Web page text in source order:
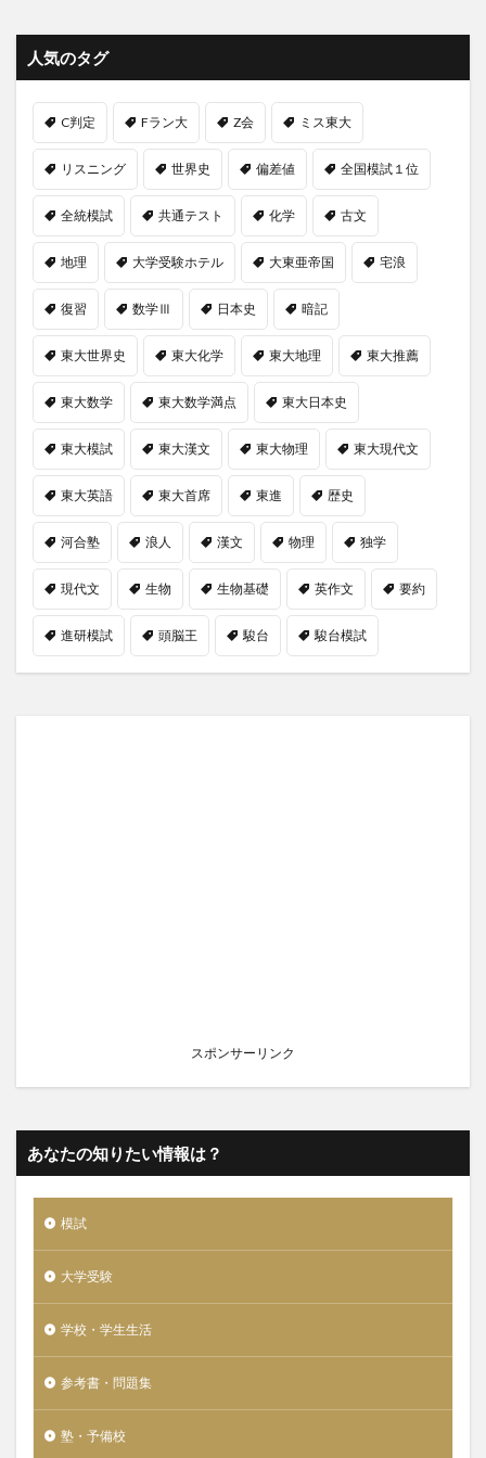
人気のタグ
C判定 Fラン大 Z会 ミス東大
リスニング 世界史 偏差値 全国模試１位
全統模試 共通テスト 化学 古文
地理 大学受験ホテル 大東亜帝国 宅浪
復習 数学Ⅲ 日本史 暗記
東大世界史 東大化学 東大地理 東大推薦
東大数学 東大数学満点 東大日本史
東大模試 東大漢文 東大物理 東大現代文
東大英語 東大首席 東進 歴史
河合塾 浪人 漢文 物理 独学
現代文 生物 生物基礎 英作文 要約
進研模試 頭脳王 駿台 駿台模試
スポンサーリンク
あなたの知りたい情報は？
模試
大学受験
学校・学生生活
参考書・問題集
塾・予備校